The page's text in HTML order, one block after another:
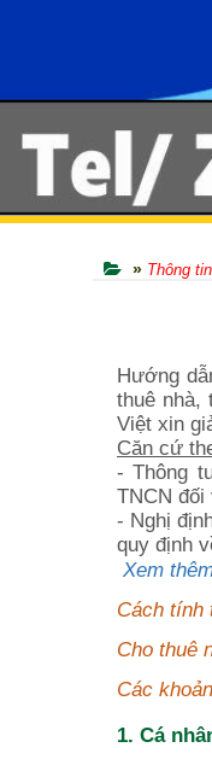
» Thông tin
Hướng
thuê nhà,
Việt xin
Căn cứ
- Thông
TNCN
- Nghị
quy định
Xem
Cách tính
Cho thuê
Các
1. Cá